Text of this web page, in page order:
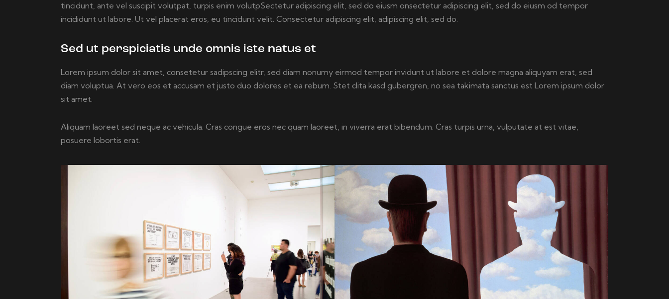
tincidunt, ante vel suscipit volutpat, turpis enim volutpSectetur adipiscing elit, sed do eiusm onsectetur adipiscing elit, sed do eiusm od tempor
incididunt ut labore. Ut vel placerat eros, eu tincidunt velit. Consectetur adipiscing elit, adipiscing elit, sed do.
Sed ut perspiciatis unde omnis iste natus et
Lorem ipsum dolor sit amet, consetetur sadipscing elitr, sed diam nonumy eirmod tempor invidunt ut labore et dolore magna aliquyam erat, sed
diam voluptua. At vero eos et accusam et justo duo dolores et ea rebum. Stet clita kasd gubergren, no sea takimata sanctus est Lorem ipsum dolor
sit amet.
Aliquam laoreet sed neque ac vehicula. Cras congue eros nec quam laoreet, in viverra erat bibendum. Cras turpis urna, vulputate at est vitae,
posuere lobortis erat.